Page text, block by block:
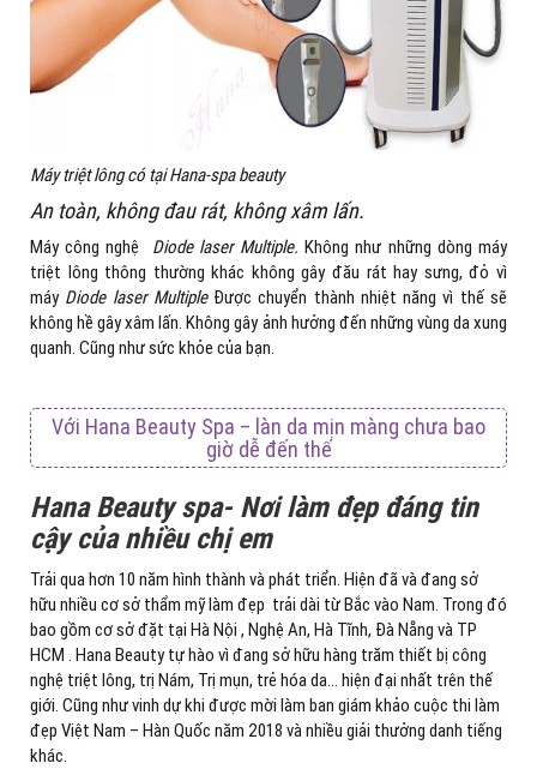
Máy triệt lông có tại Hana-spa beauty
An toàn, không đau rát, không xâm lấn.
Máy công nghệ Diode laser Multiple.Không như những dòng máy
triệt lông thông thường khác không gây đău rát hay sưng, đỏ vì
máy Diode laser Multiple Được chuyển thành nhiệt năng vì thế sẽ
không hề gây xâm lấn. Không gây ảnh hưởng đến những vùng da xung
quanh. Cũng như sức khỏe của bạn.
Với Hana Beauty Spa – làn da mịn màng chưa bao
giờ dễ đến thế
Hana Beauty spa- Nơi làm đẹp đáng tin
cậy của nhiều chị em
Trải qua hơn 10 năm hình thành và phát triển. Hiện đã và đang sở
hữu nhiều cơ sở thẩm mỹ làm đẹp trải dài từ Bắc vào Nam. Trong đó
bao gồm cơ sở đặt tại Hà Nội , Nghệ An, Hà Tĩnh, Đà Nẵng và TP
HCM . Hana Beauty tự hào vì đang sở hữu hàng trăm thiết bị công
nghệ triệt lông, trị Nám, Trị mụn, trẻ hóa da… hiện đại nhất trên thế
giới. Cũng như vinh dự khi được mời làm ban giám khảo cuộc thi làm
đẹp Việt Nam – Hàn Quốc năm 2018 và nhiều giải thưởng danh tiếng
khác.